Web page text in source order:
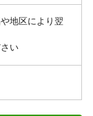
地区により翌
い